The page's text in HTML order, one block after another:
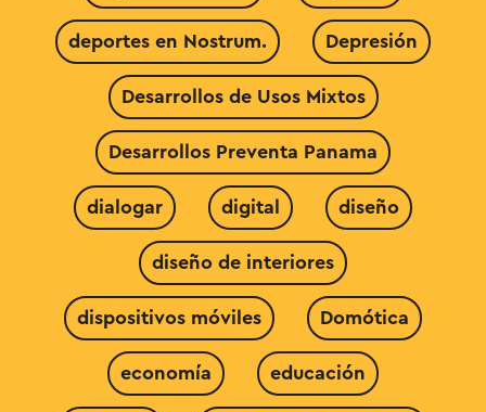
deportes en Nostrum. Depresión
Desarrollos de Usos Mixtos
Desarrollos Preventa Panama
dialogar digital diseño
diseño de interiores
dispositivos móviles Domótica
economía educación